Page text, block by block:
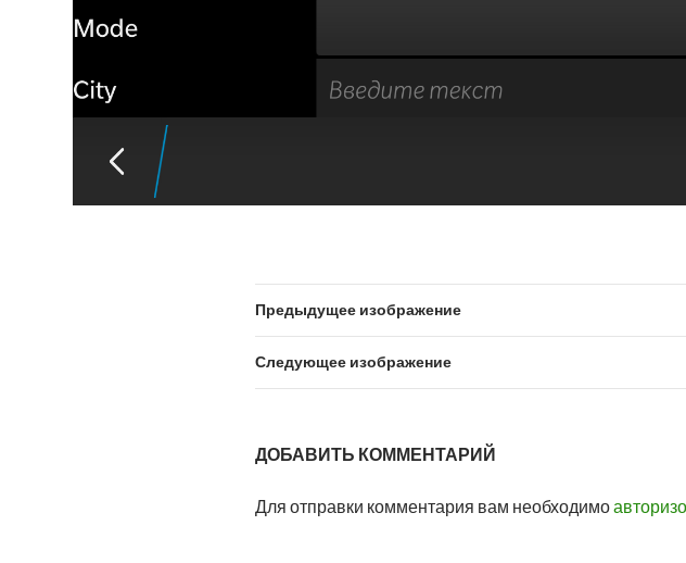
Предыдущее изображение
Следующее изображение
ДОБАВИТЬ КОММЕНТАРИЙ
Для отправки комментария вам необходимо